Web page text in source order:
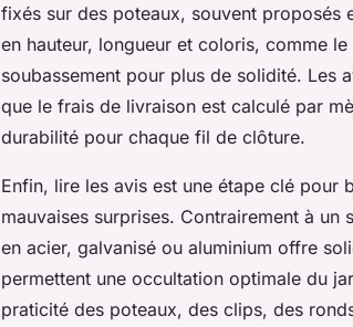
fixés sur des poteaux, souvent proposés
en hauteur, longueur et coloris, comme
soubassement pour plus de solidité. Les
que le frais de livraison est calculé par
durabilité pour chaque fil de clôture.
Enfin, lire les avis est une étape clé
mauvaises surprises. Contrairement à
en acier, galvanisé ou aluminium offre
permettent une occultation optimale du
praticité des poteaux, des clips, des